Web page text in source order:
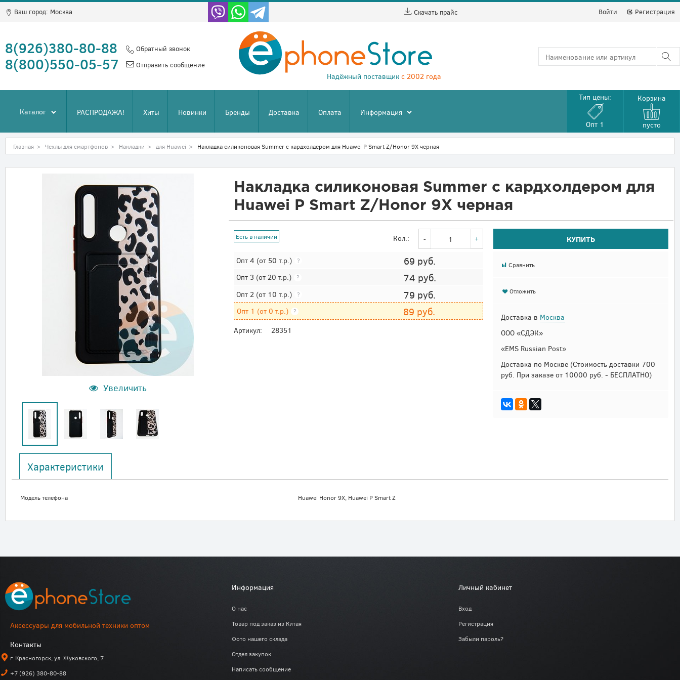
Ваш город: Москва Скачать прайс Войти Регистрация
8(926)380-80-88
8(800)550-05-57
Обратный звонок
Отправить сообщение
Надёжный поставщик с 2002 года
Каталог РАСПРОДАЖА! Хиты Новинки Бренды Доставка Оплата Информация
Тип цены:
Опт 1
Корзина
пусто
Главная > Чехлы для смартфонов > Накладки > для Huawei > Накладка силиконовая Summer с кардхолдером для Huawei P Smart Z/Honor 9X черная
Увеличить
Накладка силиконовая Summer с кардхолдером для
Huawei P Smart Z/Honor 9X черная
Есть в наличии Кол.:
Опт 4 (от 50 т.р.) ? 69 руб.
Опт 3 (от 20 т.р.) ? 74 руб.
Опт 2 (от 10 т.р.) ? 79 руб.
Опт 1 (от 0 т.р.) ? 89 руб.
Артикул: 28351
КУПИТЬ
Сравнить
Отложить
Доставка в Москва
ООО «СДЭК»
«EMS Russian Post»
Доставка по Москве (Стоимость доставки 700
руб. При заказе от 10000 руб. - БЕСПЛАТНО)
Характеристики
Модель телефона Huawei Honor 9X, Huawei P Smart Z
Аксессуары для мобильной техники оптом
Контакты
г. Красногорск, ул. Жуковского, 7
+7 (926) 380-80-88
Информация
О нас
Товар под заказ из Китая
Фото нашего склада
Отдел закупок
Написать сообщение
Личный кабинет
Вход
Регистрация
Забыли пароль?